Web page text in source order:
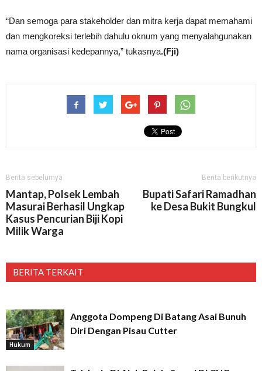
“Dan semoga para stakeholder dan mitra kerja dapat memahami
dan mengkoreksi terlebih dahulu oknum yang menyalahgunakan
nama organisasi kedepannya,” tukasnya.(Fji)
Berita sebelumya
Mantap, Polsek Lembah
Masurai Berhasil Ungkap
Kasus Pencurian Biji Kopi
Milik Warga
Berita berikutnya
Bupati Safari Ramadhan
ke Desa Bukit Bungkul
BERITA TERKAIT
Hukum
Anggota Dompeng Di Batang Asai Bunuh
Diri Dengan Pisau Cutter